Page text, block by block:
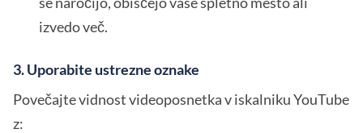
izvedo več.
3. Uporabite ustrezne oznake
Povečajte vidnost videoposnetka v iskalniku YouTube
z: